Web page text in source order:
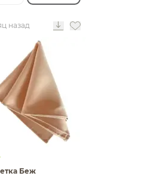
назад
Беж